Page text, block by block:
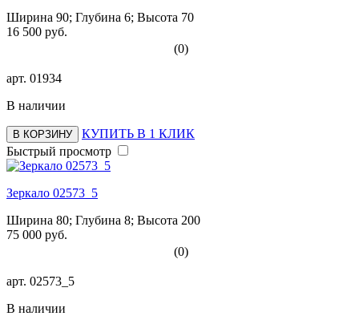
Ширина 90; Глубина 6; Высота 70
16 500 руб.
(0)
арт. 01934
В наличии
В КОРЗИНУ
КУПИТЬ В 1 КЛИК
Быстрый просмотр
Зеркало 02573_5
Ширина 80; Глубина 8; Высота 200
75 000 руб.
(0)
арт. 02573_5
В наличии